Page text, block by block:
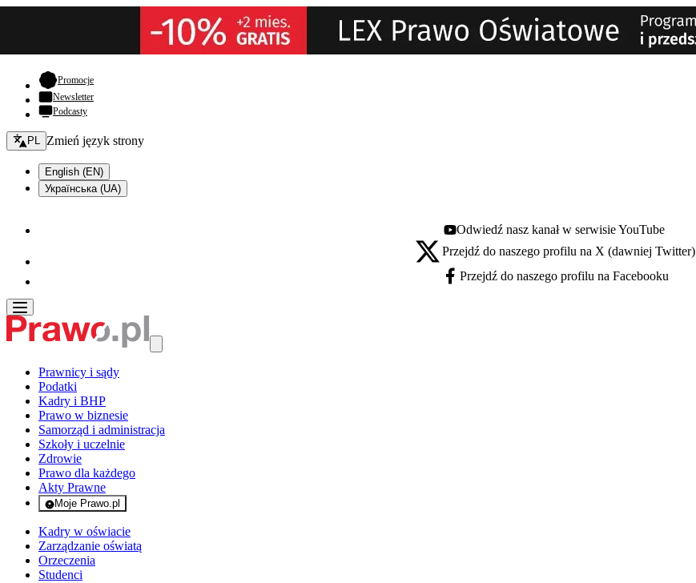
Promocje- otwiera się w nowej karcie
Newsletter
Podcasty
Zmień język - bieżący:
PL Zmień język strony
English (EN)
Українська (UA)
Youtube - otwiera się w nowej karcie
Odwiedź nasz kanał w serwisie YouTube
X - otwiera się w nowej karcie
Przejdź do naszego profilu na X (dawniej Twitter)
Facebook - otwiera się w nowej karcie
Przejdź do naszego profilu na Facebooku
Prawnicy i sądy
Podatki
Kadry i BHP
Prawo w biznesie
Samorząd i administracja
Szkoły i uczelnie
Zdrowie
Prawo dla każdego
Akty Prawne
Moje Prawo.pl
- rejestracja i logowanie do serwisu
Kadry w oświacie
Zarządzanie oświatą
Orzeczenia
Studenci